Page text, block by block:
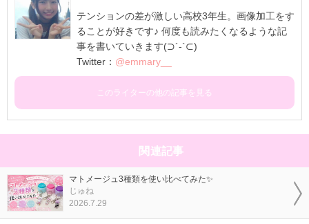
テンションの差が激しい高校3年生。画像加工をす
ることが好きです♪ 何度も読みたくなるような記
事を書いていきます(⊃´-`⊂)
Twitter： @emmary__
このライターの他の記事を見る
関連記事
マトメージュ3種類を使い比べてみた✨
じゅね
2026.7.29